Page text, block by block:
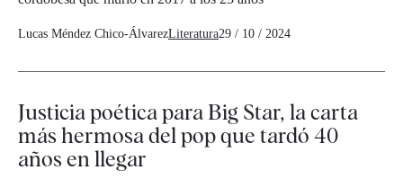
Lucas Méndez Chico-ÁlvarezLiteratura29 / 10 / 2024
Justicia poética para Big Star, la carta
más hermosa del pop que tardó 40
años en llegar